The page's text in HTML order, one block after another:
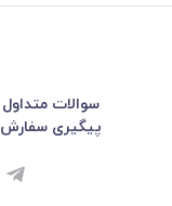
سوالات متداول
پیگیری سفارش